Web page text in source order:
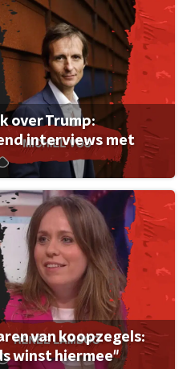
over Trump:
interviews met
van koopzegels:
winst hiermee"